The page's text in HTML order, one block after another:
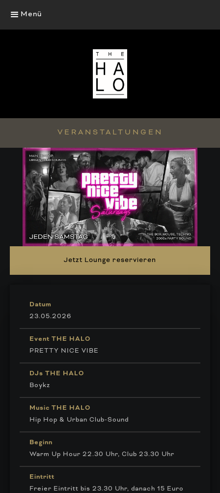
Menü
VERANSTALTUNGEN
Jetzt Lounge reservieren
Datum
23.05.2026
Event THE HALO
PRETTY NICE VIBE
DJs THE HALO
Boykz
Music THE HALO
Hip Hop & Urban Club-Sound
Beginn
Warm Up Hour 22.30 Uhr, Club 23.30 Uhr
Eintritt
Freier Eintritt bis 23.30 Uhr, danach 15 Euro